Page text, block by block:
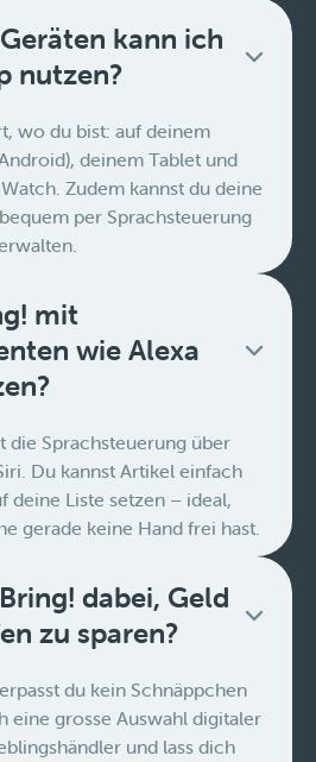
kann ich
nutzen?
wo du bist: auf deinem
deinem Tablet und
Zudem kannst du deine
per Sprachsteuerung
mit
wie Alexa
die Sprachsteuerung über
Du kannst Artikel einfach
deine Liste setzen – ideal,
gerade keine Hand frei hast.
dabei, Geld
zu sparen?
du kein Schnäppchen
eine grosse Auswahl digitaler
und lass dich